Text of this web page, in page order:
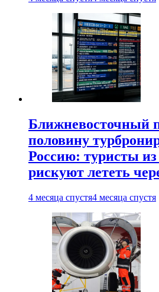
Ближневосточный
половину
Россию: туристы
рискуют лететь
4 месяца спустя4 месяца спустя